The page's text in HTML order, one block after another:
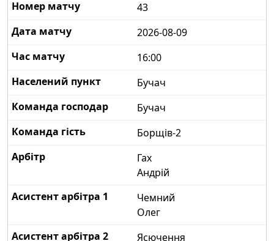
43
2026-08-09
16:00
Бучач
Бучач
Борщів-2
Гах
Андрій
Чемний
Олег
Ясючення